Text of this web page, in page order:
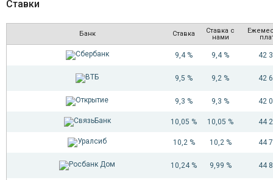
Ставки
Банк Ставка
Ставка с
нами
9,4 % 9,4 % 42
9,5 % 9,2 % 42
9,3 % 9,3 % 42
10,05 % 10,05 % 44
10,2 % 10,2 % 44
10,24 % 9,99 % 44